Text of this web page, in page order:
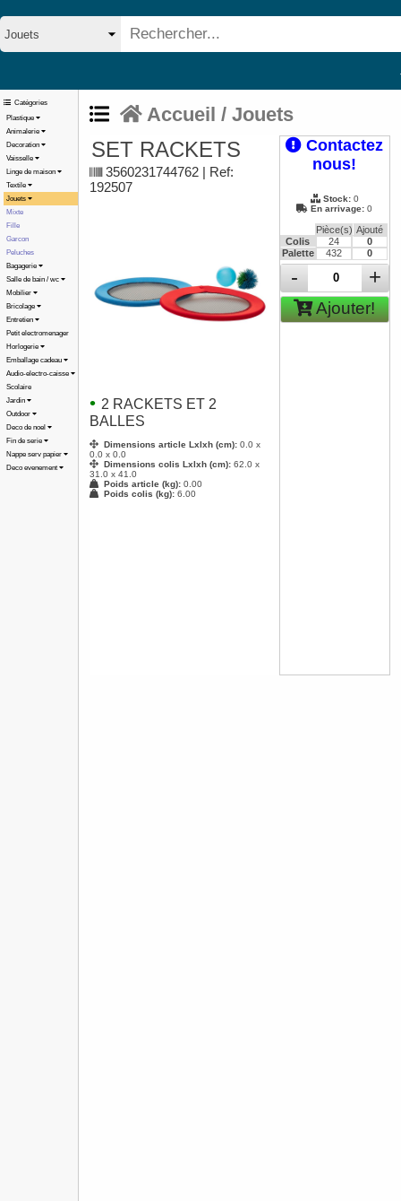
Catégories
Plastique
Animalerie
Decoration
Vaisselle
Linge de maison
Textile
Jouets
Mixte
Fille
Garcon
Peluches
Bagagerie
Salle de bain / wc
Mobilier
Bricolage
Entretien
Petit electromenager
Horlogerie
Emballage cadeau
Audio-electro-caisse
Scolaire
Jardin
Outdoor
Deco de noel
Fin de serie
Nappe serv papier
Deco evenement
Accueil / Jouets
SET RACKETS
3560231744762 | Ref:
192507
• 2 RACKETS ET 2
BALLES
Dimensions article Lxlxh (cm): 0.0 x
0.0 x 0.0
Dimensions colis Lxlxh (cm): 62.0 x
31.0 x 41.0
Poids article (kg): 0.00
Poids colis (kg): 6.00
Contactez
nous!
Stock:0
En arrivage: 0
Pièce(s) Ajouté
Colis
24
0
Palette
432 0
- +
Ajouter!